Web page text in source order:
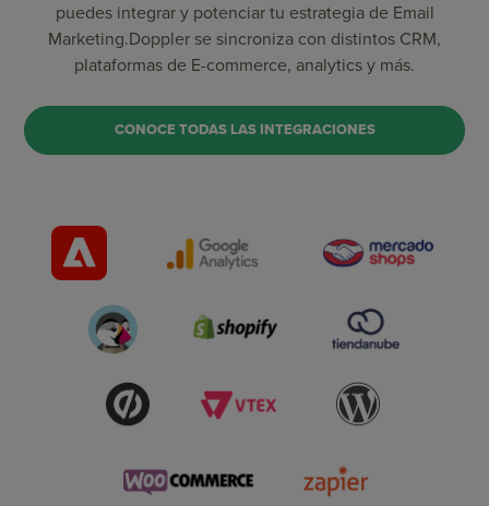
puedes integrar y potenciar tu estrategia de Email
Marketing.Doppler se sincroniza con distintos CRM,
plataformas de E-commerce, analytics y más.
CONOCE TODAS LAS INTEGRACIONES